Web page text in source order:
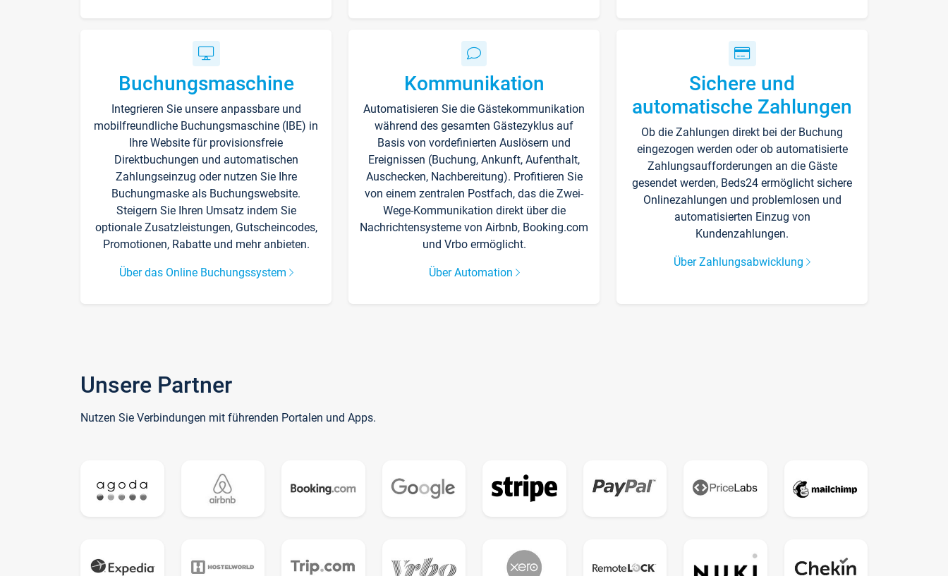
Buchungsmaschine
Integrieren Sie unsere anpassbare und
mobilfreundliche Buchungsmaschine (IBE) in
Ihre Website für provisionsfreie
Direktbuchungen und automatischen
Zahlungseinzug oder nutzen Sie Ihre
Buchungmaske als Buchungswebsite.
Steigern Sie Ihren Umsatz indem Sie
optionale Zusatzleistungen, Gutscheincodes,
Promotionen, Rabatte und mehr anbieten.
Über das Online Buchungssystem
Kommunikation
Automatisieren Sie die Gästekommunikation
während des gesamten Gästezyklus auf
Basis von vordefinierten Auslösern und
Ereignissen (Buchung, Ankunft, Aufenthalt,
Auschecken, Nachbereitung). Profitieren Sie
von einem zentralen Postfach, das die Zwei-
Wege-Kommunikation direkt über die
Nachrichtensysteme von Airbnb, Booking.com
und Vrbo ermöglicht.
Über Automation
Sichere und
automatische Zahlungen
Ob die Zahlungen direkt bei der Buchung
eingezogen werden oder ob automatisierte
Zahlungsaufforderungen an die Gäste
gesendet werden, Beds24 ermöglicht sichere
Onlinezahlungen und problemlosen und
automatisierten Einzug von
Kundenzahlungen.
Über Zahlungsabwicklung
Unsere Partner
Nutzen Sie Verbindungen mit führenden Portalen und Apps.